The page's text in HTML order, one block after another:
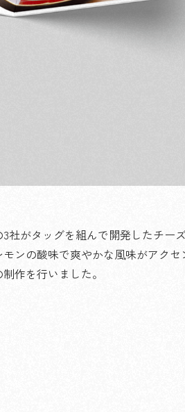
社がタッグを組んで開発したチー
ンの酸味で爽やかな風味がアクセ
作を行いました。